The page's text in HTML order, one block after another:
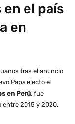
el país
en
tras el anuncio
Papa electo el
en Perú, fue
entre 2015 y 2020.